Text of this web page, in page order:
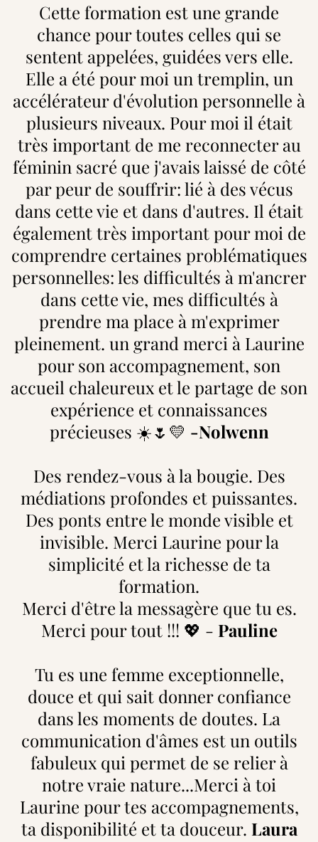
Cette formation est une grande
chance pour toutes celles qui se
sentent appelées, guidées vers elle.
Elle a été pour moi un tremplin, un
accélérateur d'évolution personnelle à
plusieurs niveaux. Pour moi il était
très important de me reconnecter au
féminin sacré que j'avais laissé de côté
par peur de souffrir: lié à des vécus
dans cette vie et dans d'autres. Il était
également très important pour moi de
comprendre certaines problématiques
personnelles: les difficultés à m'ancrer
dans cette vie, mes difficultés à
prendre ma place à m'exprimer
pleinement. un grand merci à Laurine
pour son accompagnement, son
accueil chaleureux et le partage de son
expérience et connaissances
précieuses ☀️🌷💛 -Nolwenn
Des rendez-vous à la bougie. Des
médiations profondes et puissantes.
Des ponts entre le monde visible et
invisible. Merci Laurine pour la
simplicité et la richesse de ta
formation.
Merci d'être la messagère que tu es.
Merci pour tout !!! 💖 - Pauline
Tu es une femme exceptionnelle,
douce et qui sait donner confiance
dans les moments de doutes. La
communication d'âmes est un outils
fabuleux qui permet de se relier à
notre vraie nature...Merci à toi
Laurine pour tes accompagnements,
ta disponibilité et ta douceur. Laura